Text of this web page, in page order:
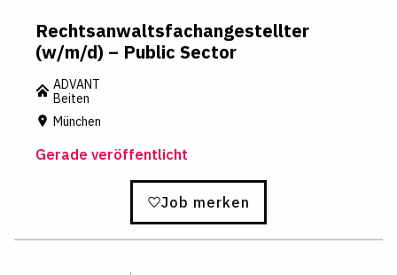
Rechtsanwaltsfachangestellter
(w/m/d) – Public Sector
ADVANT
Beiten
München
Gerade veröffentlicht
Job merken